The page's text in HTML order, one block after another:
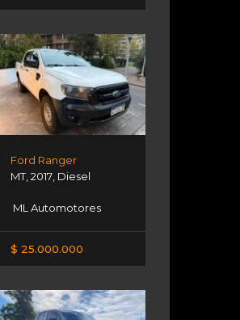
Ford Ranger
MT,2017 Diesel
ML Automotores
$ 25.000.000